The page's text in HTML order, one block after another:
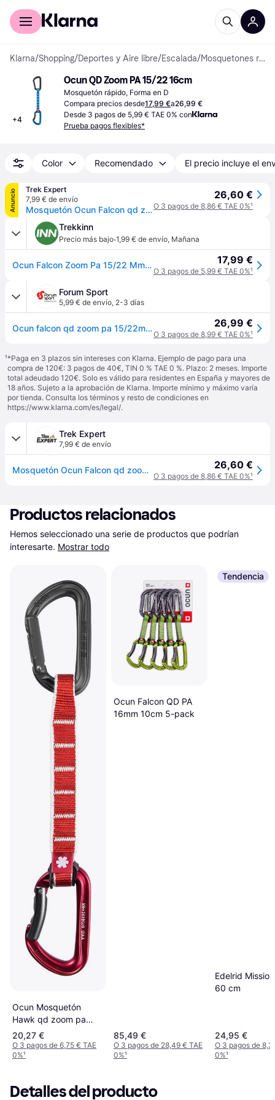
Comprar con Klarna
Klarna/Shopping/Deportes y Aire libre/Escalada/ Mosquetones rápidos
+4
Ocun QD Zoom PA 15/22 16cm
Mosquetón rápido, Forma en D
Compara precios desde17,99 €a26,99 €
Desde 3 pagos de 5,99 € TAE 0% con
Prueba pagos flexibles*
Color Recomendado El precio incluye el
Anuncio
Trek Expert
7,99 € de envío
Mosquetón Ocun Falcon qd zoom pa - Bleu
26,60 €
O 3 pagos de 8,86 € TAE 0%¹
Trekkinn
Precio más bajo·1,99 € de envío, Mañana
Ocun Falcon Zoom Pa 15/22 Mm Quickdraw Azul 16 cm 17,99 €
O 3 pagos de 5,99 € TAE 0%¹
Forum Sport
5,99 € de envío, 2-3 días
Ocun falcon qd zoom pa 15/22mm 16cm express escalada - Azul - UNICA 26,99 €
O 3 pagos de 8,99 € TAE 0%¹
¹*Paga en 3 plazos sin intereses con Klarna. Ejemplo de pago para una
compra de 120€: 3 pagos de 40€, TIN 0 % TAE 0 %. Plazo: 2 meses. Importe
total adeudado 120€. Solo es válido para residentes en España y mayores de
18 años. Sujeto a la aprobación de Klarna. Importe mínimo y máximo varía
por tienda. Consulta los términos y resto de condiciones en
https://www.klarna.com/es/legal/.
Trek Expert
7,99 € de envío
Mosquetón Ocun Falcon qd zoom pa - Bleu 26,60 €
O 3 pagos de 8,86 € TAE 0%¹
Productos relacionados
Hemos seleccionado una serie de productos que podrían
interesarte. Mostrar todo
Ocun Mosquetón
Hawk qd zoom pa
Rouge
20,27 €
O 3 pagos de 6,75 € TAE
0%¹
Ocun Falcon QD PA
16mm 10cm 5-pack
85,49 €
O 3 pagos de 28,49 € TAE
0%¹
Tendencia
Edelrid
60 cm
24,95 €
O 3 pagos de
0%¹
Detalles del producto